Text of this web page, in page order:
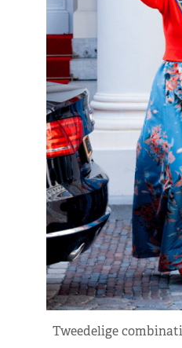
Tweedelige